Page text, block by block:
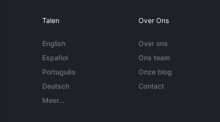
Talen
English
Español
Português
Deutsch
Meer...
Over Ons
Over ons
Ons team
Onze blog
Contact